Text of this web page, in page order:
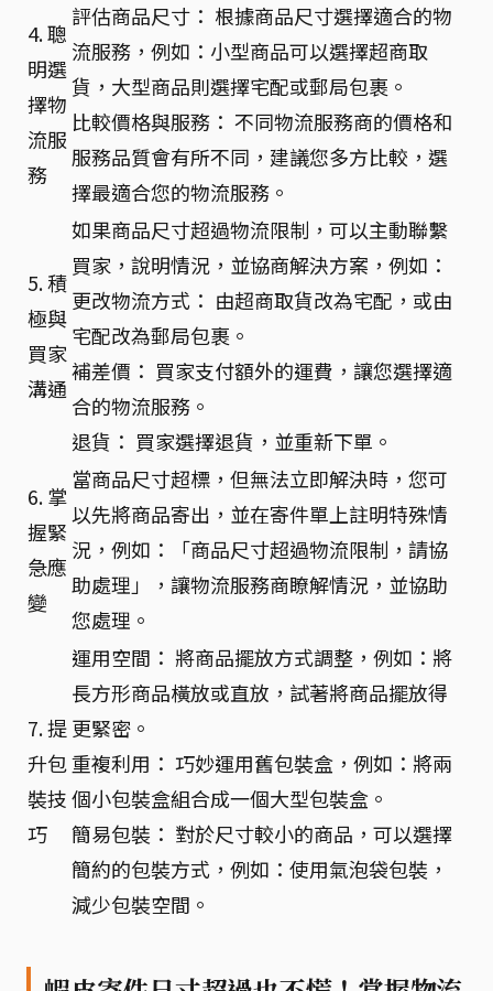
4. 聰
明選
擇物
流服
務
評估商品尺寸： 根據商品尺寸選擇適合的物
流服務，例如：小型商品可以選擇超商取
貨，大型商品則選擇宅配或郵局包裹。
比較價格與服務： 不同物流服務商的價格和
服務品質會有所不同，建議您多方比較，選
擇最適合您的物流服務。
5. 積
極與
買家
溝通
如果商品尺寸超過物流限制，可以主動聯繫
買家，說明情況，並協商解決方案，例如：
更改物流方式： 由超商取貨改為宅配，或由
宅配改為郵局包裹。
補差價： 買家支付額外的運費，讓您選擇適
合的物流服務。
退貨： 買家選擇退貨，並重新下單。
6. 掌
握緊
急應
變
當商品尺寸超標，但無法立即解決時，您可
以先將商品寄出，並在寄件單上註明特殊情
況，例如：「商品尺寸超過物流限制，請協
助處理」，讓物流服務商瞭解情況，並協助
您處理。
7. 提
升包
裝技
巧
運用空間： 將商品擺放方式調整，例如：將
長方形商品橫放或直放，試著將商品擺放得
更緊密。
重複利用： 巧妙運用舊包裝盒，例如：將兩
個小包裝盒組合成一個大型包裝盒。
簡易包裝： 對於尺寸較小的商品，可以選擇
簡約的包裝方式，例如：使用氣泡袋包裝，
減少包裝空間。